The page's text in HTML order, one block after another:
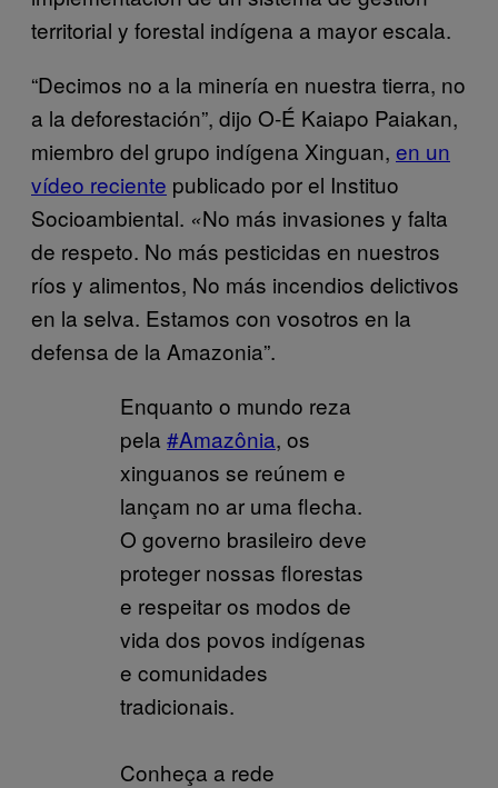
territorial y forestal indígena a mayor escala.
“Decimos no a la minería en nuestra tierra, no
a la deforestación”, dijo O-É Kaiapo Paiakan,
miembro del grupo indígena Xinguan, en un
vídeo reciente publicado por el Instituo
Socioambiental. «No más invasiones y falta
de respeto. No más pesticidas en nuestros
ríos y alimentos, No más incendios delictivos
en la selva. Estamos con vosotros en la
defensa de la Amazonia”.
Enquanto o mundo reza
pela #Amazônia, os
xinguanos se reúnem e
lançam no ar uma flecha.
O governo brasileiro deve
proteger nossas florestas
e respeitar os modos de
vida dos povos indígenas
e comunidades
tradicionais.
Conheça a rede